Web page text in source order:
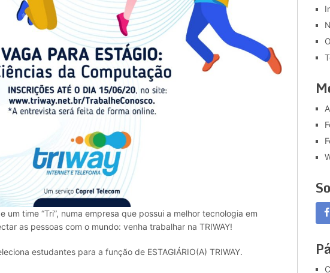
um time “Tri”, numa empresa que possui a melhor tecnologia em
as pessoas com o mundo: venha trabalhar na TRIWAY!
estudantes para a função de ESTAGIÁRIO(A) TRIWAY.